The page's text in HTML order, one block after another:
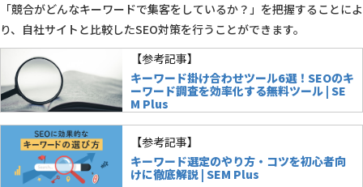
「競合がどんなキーワードで集客をしているか？」を把握することによ
り、自社サイトと比較したSEO対策を行うことができます。
【参考記事】
キーワード掛け合わせツール6選！SEOのキ
ーワード調査を効率化する無料ツール | SE
M Plus
【参考記事】
キーワード選定のやり方・コツを初心者向
けに徹底解説 | SEM Plus